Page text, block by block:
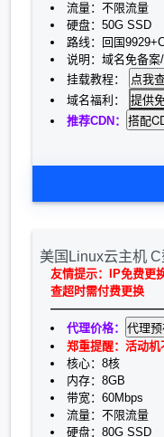
流量：不限流量
硬盘：50G SSD
路线：回国
说明：域名免备案
挂载教程：
域名福利：
提供
推荐CDN：
美国Linux云主机 C
友情提示：IP免费更
查超时需付费更换
代理价格：
郑重提醒：活动
核心：8核
内存：8GB
带宽：60Mbps
流量：不限流量
硬盘：80G SSD